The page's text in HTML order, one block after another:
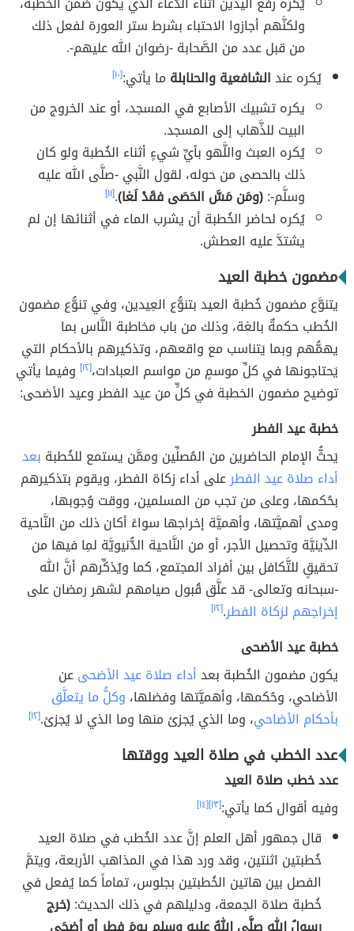
ولكنَّهم أجازوا الاحتباء بشرط ستر العورة لفعل ذلك
من قبل عدد من الصَّحابة -رضوان الله عليهم-.
يُكره عندالشافعية والحنابلة ما يأتي:[١٠]
يكره تشبيك الأصابع في المسجد، أو عند الخروج من
البيت للذَّهاب إلى المسجد.
يُكره العبث واللَّهو بأيِّ شيءٍ أثناء الخُطبة ولو كان
ذلك بالحصى من حوله، لقول النَّبي -صلَّى الله عليه
وسلَّم-:(ومَن مَسَّ الحَصَى فقَدْ لَغا).[١١]
يُكره لحاضر الخُطبة أن يشرب الماء في أثنائها إن لم
يشتدَّ عليه العطش.
مضمون خطبة العيد
يتنوَّع مضمون خُطبة العيد بتنوُّع العِيدين، وفي تنوُّع مضمون
الخُطب حكمةٌ بالغة، وذلك من باب مخاطبة النَّاس بما
يهمُّهم وبما يَتناسب مع واقعهم، وتذكيرهم بالأحكام التي
يَحتاجونها في كلِّ موسمٍ من مواسم العبادات،[١٢]
وفيما يأتي
توضيح مضمون الخطبة في كلٍّ من عيد الفطر وعيد الأضحى:
خطبة عيد الفطر
يَحثُّ الإمام الحاضرين من المُصلِّين وممَّن يستمع للخُطبة بعد
أداء صلاة عيد الفطرعلى أداء زكاة الفطر، ويقوم بتذكيرهم
بحُكمها، وعلى من تجب من المسلمين، ووقت وُجوبها،
ومدى أهميَّتها، وأهميَّة إخراجها سواءً أكان ذلك من النَّاحية
الدِّينيَّة وتحصيل الأجر، أو من النَّاحية الدُّنيويَّة لمِا فيها من
تحقيقٍ للتَّكافل بين أفراد المجتمع، كما ويُذكِّرهم أنَّ الله
-سبحانه وتعالى- قد علَّق قُبول صيامهم لشهر رمضان على
إخراجهم لزكاة الفطر.[١٢]
خطبة عيد الأضحى
يكون مضمون الخُطبة بعدأداء صلاة عيد الأضحىعن
الأضاحي، وحُكمها، وأهميَّتها وفضلها، وكلُّ ما يتعلَّق
بأحكام الأضاحي، وما الذي يُجزئ منها وما الذي لا يُجزئ.[١٢]
عدد الخطب في صلاة العيد ووقتها
عدد خطب صلاة العيد
وفيه أقوال كما يأتي:[١٣] [١٤]
قال جمهور أهل العلم إنَّ عدد الخُطب في صلاة العيد
خُطبتين اثنتين، وقد ورد هذا في المذاهب الأربعة، ويتمَّ
الفصل بين هاتين الخُطبتين بجلوس، تماماً كما يُفعل في
خُطبة صلاة الجمعة، ودليلهم في ذلك الحديث:(خرج